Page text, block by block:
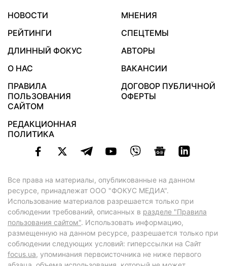
НОВОСТИ
МНЕНИЯ
РЕЙТИНГИ
СПЕЦТЕМЫ
ДЛИННЫЙ ФОКУС
АВТОРЫ
О НАС
ВАКАНСИИ
ПРАВИЛА
ПОЛЬЗОВАНИЯ
САЙТОМ
ДОГОВОР ПУБЛИЧНОЙ
ОФЕРТЫ
РЕДАКЦИОННАЯ
ПОЛИТИКА
Все права на материалы, опубликованные на данном
ресурсе, принадлежат ООО "ФОКУС МЕДИА".
Использование материалов разрешается только при
соблюдении требований, описанных в разделе "Правила
пользования сайтом". Использовать информацию,
размещенную на данном ресурсе, разрешается только при
соблюдении следующих условий: гиперссылки на Сайт
focus.ua, упоминания первоисточника не ниже первого